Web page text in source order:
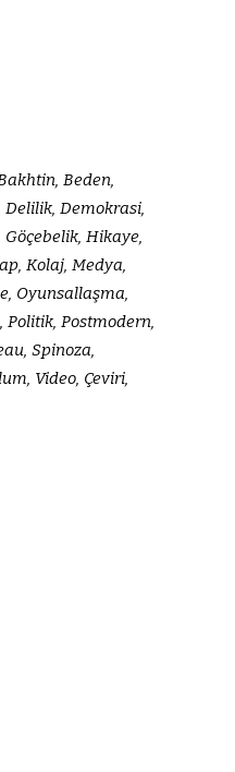
Beden
Delilik Demokrasi
Göçebelik Hikaye
Kolaj Medya
Oyunsallaşma
Politik Postmodern
Spinoza
Video Çeviri